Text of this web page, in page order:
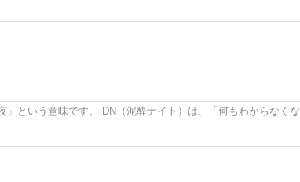
」という意味です。 DN（泥酔ナイト）は、「何もわからなくな